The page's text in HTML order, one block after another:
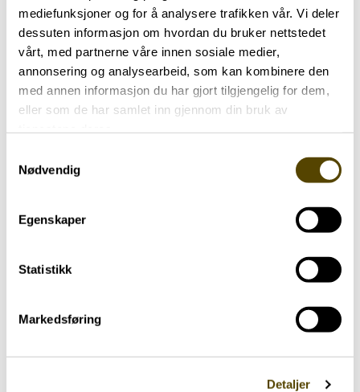
mediefunksjoner og for å analysere trafikken vår. Vi deler
dessuten informasjon om hvordan du bruker nettstedet
vårt, med partnerne våre innen sosiale medier,
annonsering og analysearbeid, som kan kombinere den
med annen informasjon du har gjort tilgjengelig for dem,
eller som de har samlet inn gjennom din bruk av
Nødvendig
Egenskaper
Statistikk
Markedsføring
Detaljer
Yngre med parkinson
48 år